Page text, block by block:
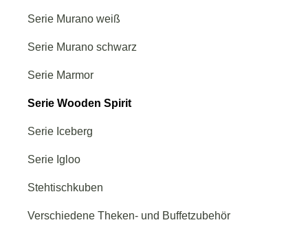
Serie Murano weiß
Serie Murano schwarz
Serie Marmor
Serie Wooden Spirit
Serie Iceberg
Serie Igloo
Stehtischkuben
Verschiedene Theken- und Buffetzubehör